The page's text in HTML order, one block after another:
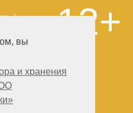
вы
и хранения
\
сайте,
с
на
12+